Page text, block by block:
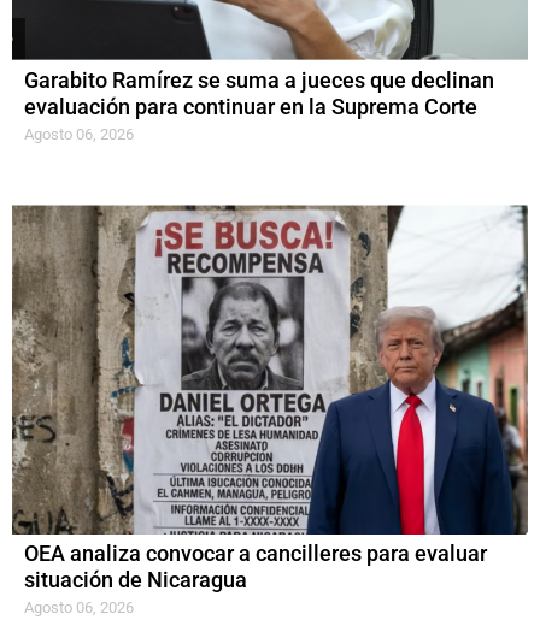
Garabito Ramírez se suma a jueces que declinan
evaluación para continuar en la Suprema Corte
Agosto 06, 2026
OEA analiza convocar a cancilleres para evaluar
situación de Nicaragua
Agosto 06, 2026